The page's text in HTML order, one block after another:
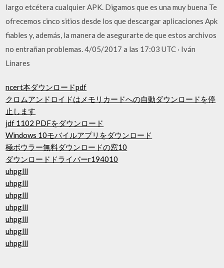
largo etcétera cualquier APK. Digamos que es una muy buena Te
ofrecemos cinco sitios desde los que descargar aplicaciones Apk
fiables y, además, la manera de asegurarte de que estos archivos
no entrañan problemas. 4/05/2017 a las 17:03 UTC · Iván
Linares
ncert本ダウンロードpdf
クロムアンドロイドはメモリカードへの自動ダウンロードを停
止します
jdf 1102 PDFをダウンロード
Windows 10モバイルアプリをダウンロード
極ボウラー無料ダウンロードの窓10
ダウンロードドライバーr194010
uhpglll
uhpglll
uhpglll
uhpglll
uhpglll
uhpglll
uhpglll